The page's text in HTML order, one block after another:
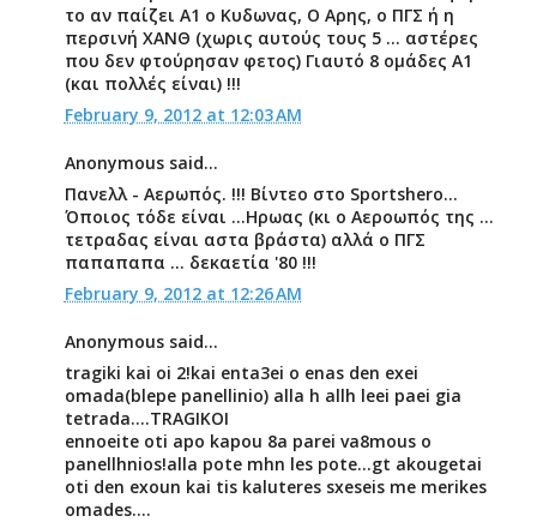
το αν παίζει Α1 ο Κυδωνας, Ο Αρης, ο ΠΓΣ ή η
περσινή ΧΑΝΘ (χωρις αυτούς τους 5 ... αστέρες
που δεν φτούρησαν φετος) Γιαυτό 8 ομάδες Α1
(και πολλές είναι) !!!
February 9, 2012 at 12:03 AM
Anonymous said...
Πανελλ - Αερωπός. !!! Βίντεο στο Sportshero...
Όποιος τόδε είναι ...Ηρωας (κι ο Αεροωπός της ...
τετραδας είναι αστα βράστα) αλλά ο ΠΓΣ
παπαπαπα ... δεκαετία '80 !!!
February 9, 2012 at 12:26 AM
Anonymous said...
tragiki kai oi 2!kai enta3ei o enas den exei
omada(blepe panellinio) alla h allh leei paei gia
tetrada....TRAGIKOI
ennoeite oti apo kapou 8a parei va8mous o
panellhnios!alla pote mhn les pote...gt akougetai
oti den exoun kai tis kaluteres sxeseis me merikes
omades....